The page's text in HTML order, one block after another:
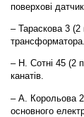
поверхові
– Тараскова 3 (2
трансформатора.
– Н. Сотні 45 (2
канатів.
– А. Корольова
основного